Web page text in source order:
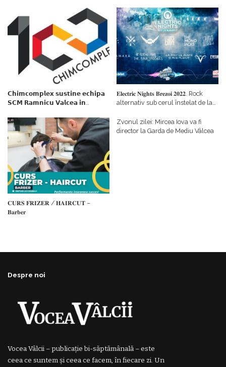
𝗖𝗵𝗶𝗺𝗰𝗼𝗺𝗽𝗹𝗲𝘅 𝘀𝘂𝘀𝘁𝗶𝗻𝗲 𝗲𝗰𝗵𝗶𝗽𝗮
𝗦𝗖𝗠 𝗥𝗮𝗺𝗻𝗶𝗰𝘂 𝗩𝗮𝗹𝗰𝗲𝗮 𝗶𝗻
𝗳𝗶𝗻𝗮𝗻𝘁𝗮𝘁𝗼𝗿
𝐄𝐥𝐞𝐜𝐭𝐫𝐢𝐜 𝐍𝐢𝐠𝐡𝐭𝐬 𝐁𝐫𝐞𝐳𝐨𝐢 𝟐𝟎𝟐𝟐. Rock
alternativ sub cerul înstelat de la
𝐂𝐔𝐑𝐒 𝐅𝐑𝐈𝐙𝐄𝐑 / 𝐇𝐀𝐈𝐑𝐂𝐔𝐓 –
𝐁𝐚𝐫𝐛𝐞𝐫
Zvonul zilei: Mircea Iova va fi
director la Garda de Mediu Vâlcea
Despre noi
Vocea Vâlcii – publicație bi-săptămânală – este
ceea ce suntem și ceea ce facem, în fiecare zi. Un